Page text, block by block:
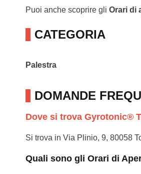
Puoi anche scoprire gli Orari di
CATEGORIA
Palestra
DOMANDE
Dove si trova Gyrotonic®
Si trova in Via Plinio, 9, 80058
Quali sono gli Orari di